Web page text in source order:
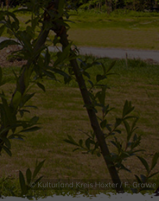
© Kulturland Kreis Höxter / F. Grawe